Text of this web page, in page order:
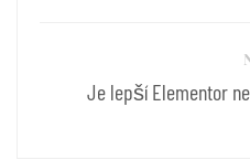
Je lepší Elementor